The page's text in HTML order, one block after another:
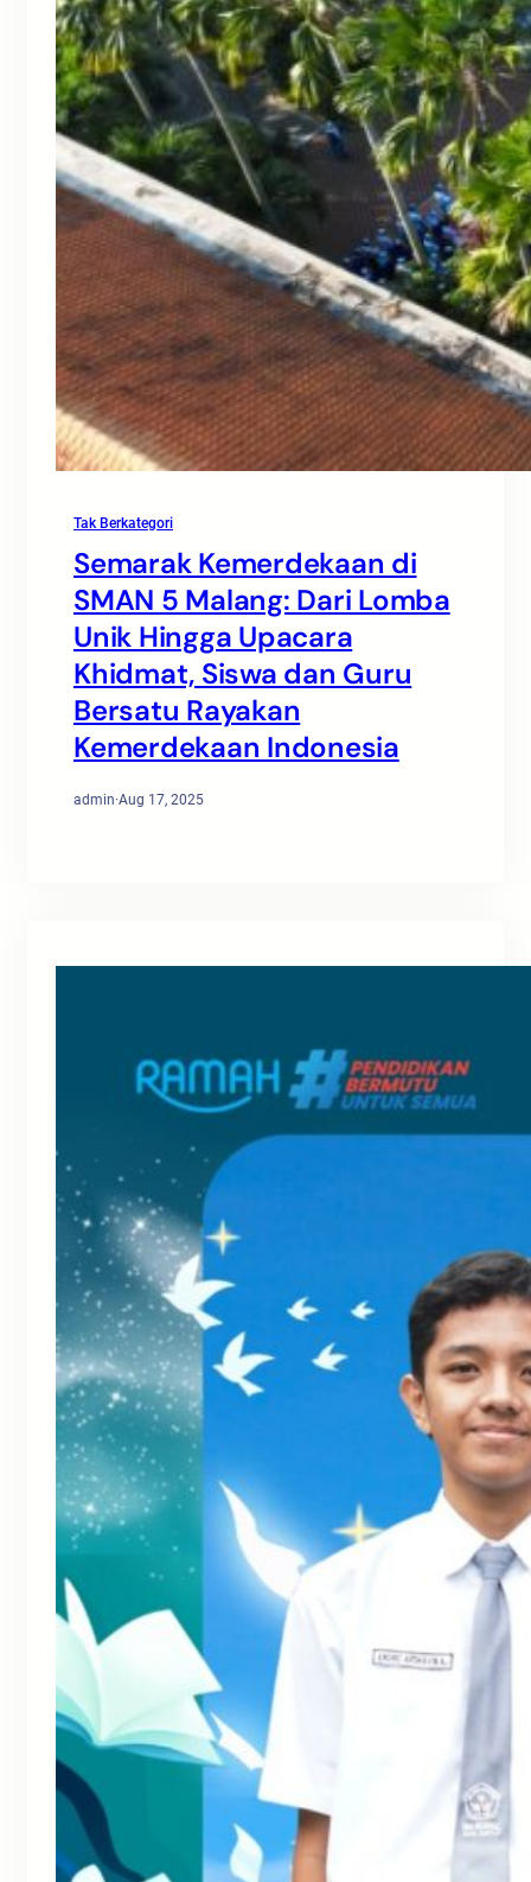
Tak Berkategori
Semarak Kemerdekaan di
SMAN 5 Malang: Dari Lomba
Unik Hingga Upacara
Khidmat, Siswa dan Guru
Bersatu Rayakan
Kemerdekaan Indonesia
admin·Aug 17, 2025